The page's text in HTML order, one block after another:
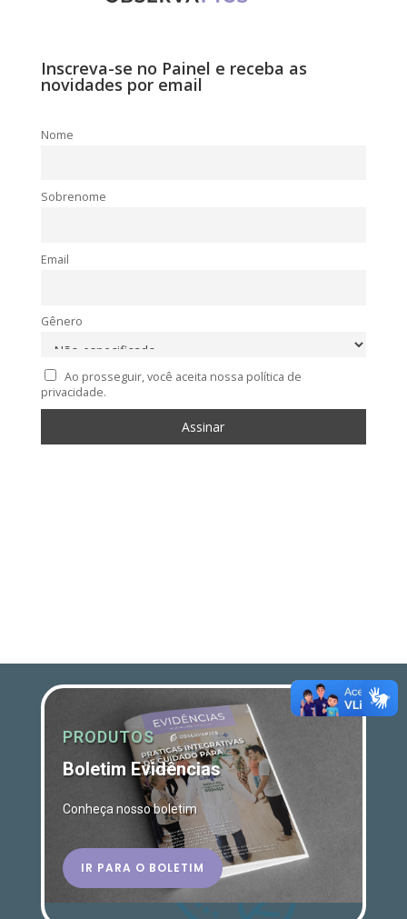
Inscreva-se no Painel e receba as
novidades por email
Nome
Sobrenome
Email
Gênero
Ao prosseguir, você aceita nossa política de
privacidade.
PRODUTOS
Boletim Evidências
Conheça nosso boletim
IR PARA O BOLETIM